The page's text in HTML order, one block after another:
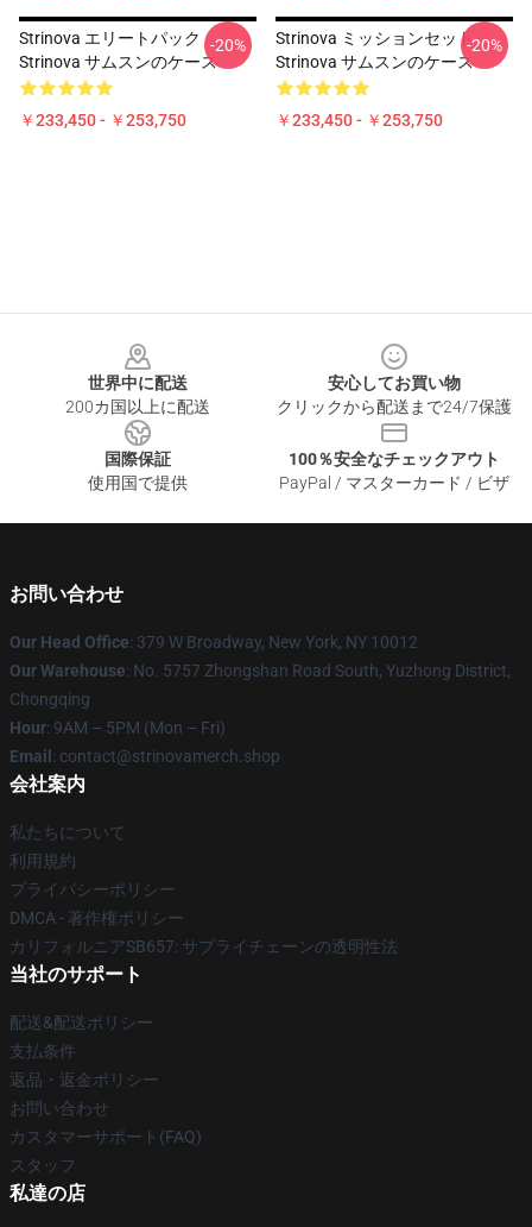
Strinova エリートパック
Strinova サムスンのケース
￥233,450 - ￥253,750
-20%
Strinova ミッションセット
Strinova サムスンのケース
￥233,450 - ￥253,750
-20%
世界中に配送
200カ国以上に配送
安心してお買い物
クリックから配送まで24/7保護
国際保証
使用国で提供
100％安全なチェックアウト
PayPal / マスターカード / ビザ
お問い合わせ
Our Head Office: 379 W Broadway, New York, NY 10012
Our Warehouse: No. 5757 Zhongshan Road South, Yuzhong District,
Chongqing
Hour: 9AM – 5PM (Mon – Fri)
Email : contact@strinovamerch.shop
会社案内
私たちについて
利用規約
プライバシーポリシー
DMCA - 著作権ポリシー
カリフォルニアSB657: サプライチェーンの透明性法
当社のサポート
配送&配送ポリシー
支払条件
返品・返金ポリシー
お問い合わせ
カスタマーサポート(FAQ)
スタッフ
私達の店